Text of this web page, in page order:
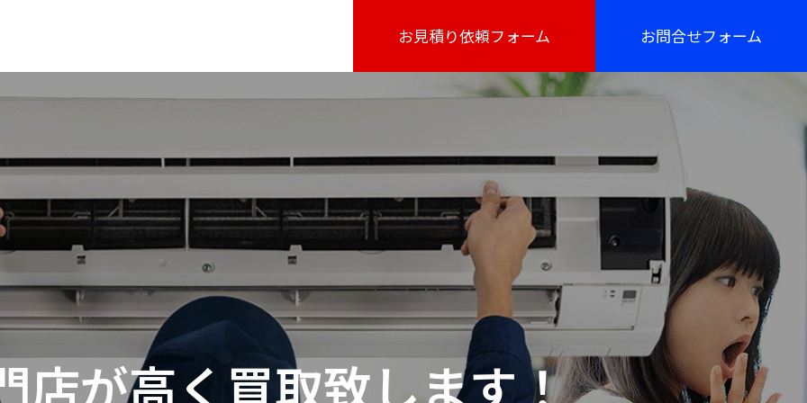
お見積り依頼フォーム お問合せフォーム
店が高く買取致します！